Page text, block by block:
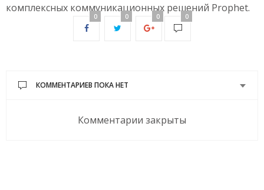
комплексных коммуникационных решений Prophet.
0 0 0 0
КОММЕНТАРИЕВ ПОКА НЕТ
Комментарии закрыты